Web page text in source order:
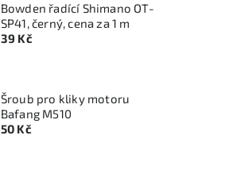
Bowden řadící Shimano OT-
SP41, černý, cena za 1 m
39 Kč
Šroub pro kliky motoru
Bafang M510
50 Kč